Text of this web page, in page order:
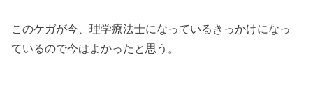
このケガが今、理学療法士になっているきっかけになっ
ているので今はよかったと思う。